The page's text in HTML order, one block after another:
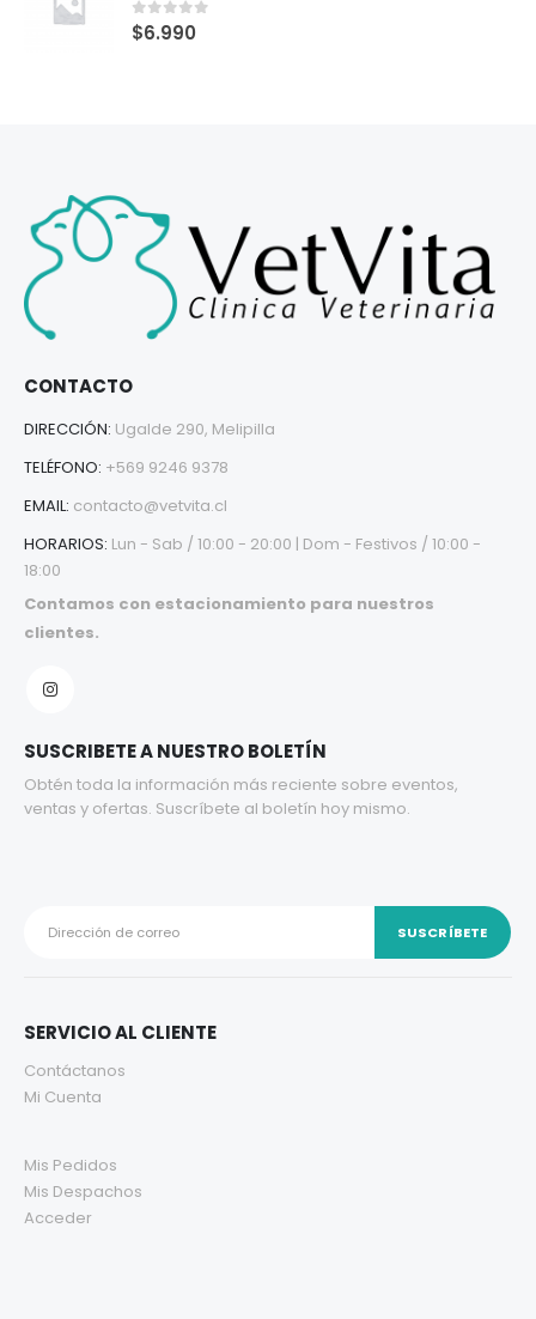
0out of 5
$6.990
CONTACTO
DIRECCIÓN: Ugalde 290, Melipilla
TELÉFONO: +569 9246 9378
EMAIL: contacto@vetvita.cl
HORARIOS: Lun - Sab / 10:00 - 20:00 | Dom - Festivos / 10:00 -
18:00
Contamos con estacionamiento para nuestros
clientes.
SUSCRIBETE A NUESTRO BOLETÍN
Obtén toda la información más reciente sobre eventos,
ventas y ofertas. Suscríbete al boletín hoy mismo.
SERVICIO AL CLIENTE
Contáctanos
Mi Cuenta
Mis Pedidos
Mis Despachos
Acceder